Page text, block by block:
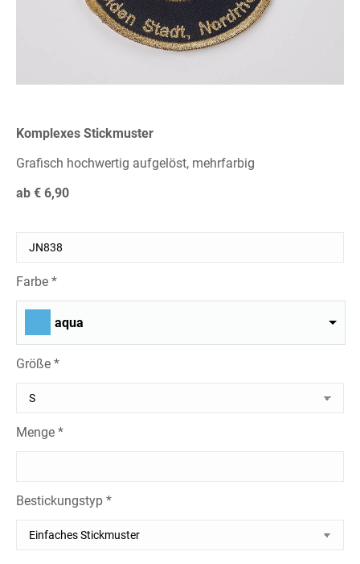
Komplexes Stickmuster
Grafisch hochwertig aufgelöst, mehrfarbig
ab € 6,90
Farbe *
aqua
Größe *
Menge *
Bestickungstyp *